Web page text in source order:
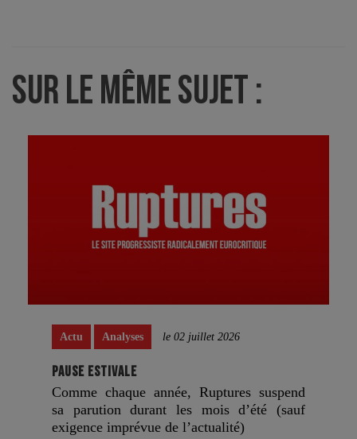
SUR LE MÊME SUJET :
Actu Analyses le 02 juillet 2026
PAUSE ESTIVALE
Comme chaque année, Ruptures suspend
sa parution durant les mois d’été (sauf
exigence imprévue de l’actualité)